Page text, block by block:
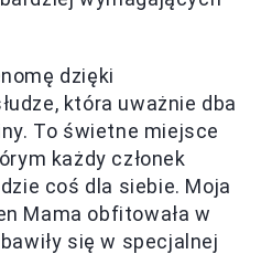
dzięki
która uważnie dba
To świetne miejsce
każdy członek
coś dla siebie. Moja
Mama obfitowała w
się w specjalnej